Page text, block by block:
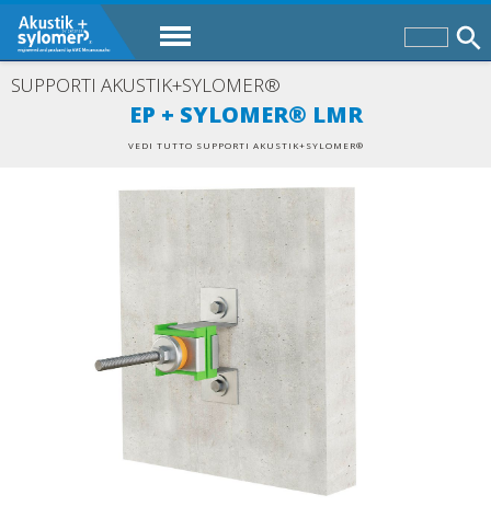
SUPPORTI AKUSTIK+SYLOMER®
EP + SYLOMER® LMR
VEDI TUTTO SUPPORTI AKUSTIK+SYLOMER®